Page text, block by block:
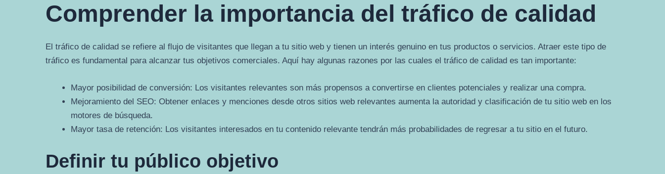
Comprender la importancia del tráfico de calidad
El tráfico de calidad se refiere al flujo de visitantes que llegan a tu sitio web y tienen un interés genuino en tus productos o servicios. Atraer este tipo de
tráfico es fundamental para alcanzar tus objetivos comerciales. Aquí hay algunas razones por las cuales el tráfico de calidad es tan importante:
Mayor posibilidad de conversión: Los visitantes relevantes son más propensos a convertirse en clientes potenciales y realizar una compra.
Mejoramiento del SEO: Obtener enlaces y menciones desde otros sitios web relevantes aumenta la autoridad y clasificación de tu sitio web en los
motores de búsqueda.
Mayor tasa de retención: Los visitantes interesados ​​en tu contenido relevante tendrán más probabilidades de regresar a tu sitio en el futuro.
Definir tu público objetivo